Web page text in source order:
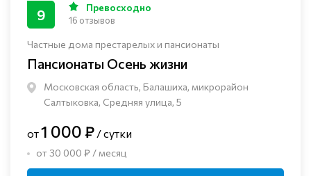
Частные дома престарелых и пансионаты
Пансионаты Осень жизни
Московская область, Балашиха, микрорайон
Салтыковка, Средняя улица, 5
9 Превосходно
16 отзывов
от1 000 ₽ / сутки
от 30 000 ₽ / месяц